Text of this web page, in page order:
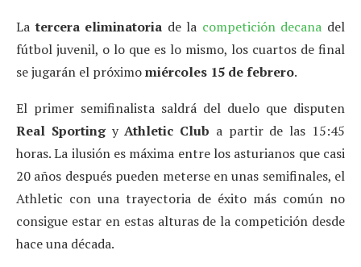
Latercera eliminatoria de la competición decana del
fútbol juvenil, o lo que es lo mismo, los cuartos de final
se jugarán el próximomiércoles 15 de febrero.
El primer semifinalista saldrá del duelo que disputen
Real SportingyAthletic Club a partir de las 15:45
horas. La ilusión es máxima entre los asturianos que casi
20 años después pueden meterse en unas semifinales, el
Athletic con una trayectoria de éxito más común no
consigue estar en estas alturas de la competición desde
hace una década.